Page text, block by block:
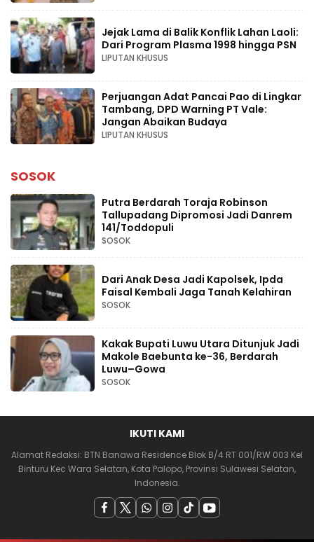
Jejak Lama di Balik Konflik Lahan Laoli:
Dari Program Plasma 1998 hingga PSN
LIPUTAN KHUSUS
Perjuangan Adat Pancai Pao di Lingkar
Tambang, DPD Warning PT Vale:
Jangan Abaikan Budaya
LIPUTAN KHUSUS
SOSOK
Putra Berdarah Toraja Robinson
Tallupadang Dipromosi Jadi Danrem
141/Toddopuli
SOSOK
Dari Anak Desa Jadi Kapolsek, Ipda
Faisal Kembali Jaga Tanah Kelahiran
SOSOK
Kakak Bupati Luwu Utara Ditunjuk Jadi
Makole Baebunta ke-36, Berdarah
Luwu–Gowa
SOSOK
IKUTI KAMI
Alamat Redaksi: BTN Banawa Residence Blok B/4 RT 001/RW 003 Kel
Binturu Kec Wara Selatan, Kota Palopo, Provinsi Sulawesi Selatan,
Indonesia.